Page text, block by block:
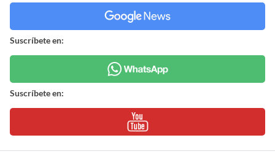
Suscríbete en:
Suscríbete en: